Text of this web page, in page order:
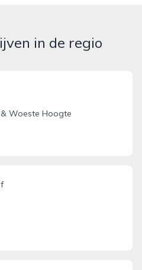
in de regio
Woeste Hoogte